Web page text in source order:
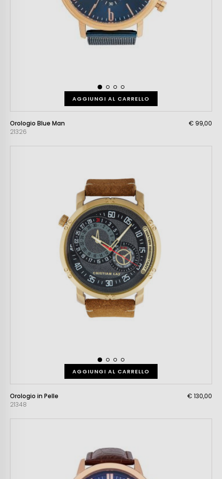
AGGIUNGI AL CARRELLO
Orologio Blue Man
21326
€ 99,00
AGGIUNGI AL CARRELLO
Orologio in Pelle
21348
€ 130,00